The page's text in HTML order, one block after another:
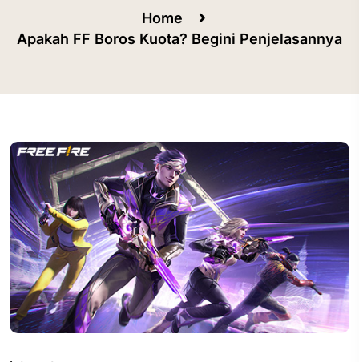
Home
Apakah FF Boros Kuota? Begini Penjelasannya